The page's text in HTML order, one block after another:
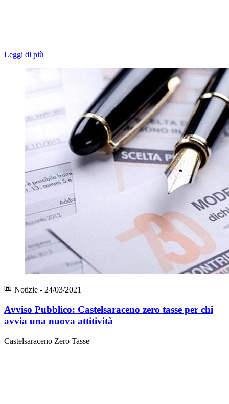
Leggi di più
Notizie - 24/03/2021
Avviso Pubblico: Castelsaraceno zero tasse per chi
avvia una nuova attitività
Castelsaraceno Zero Tasse